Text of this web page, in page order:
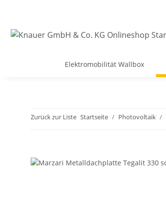
Elektromobilität Wallbox
Zurück zur Liste Startseite Photovoltaik